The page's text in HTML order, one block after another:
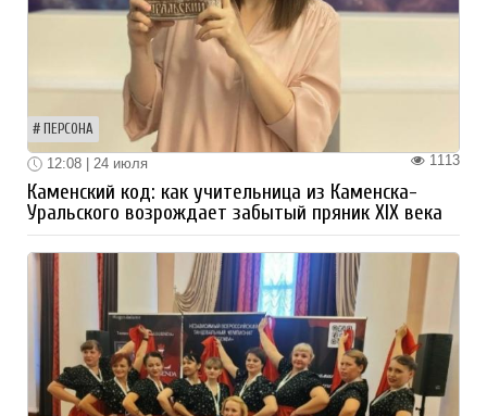
ПЕРСОНА
1113
12:08 | 24 июля
Каменский код: как учительница из Каменска-
Уральского возрождает забытый пряник XIX века